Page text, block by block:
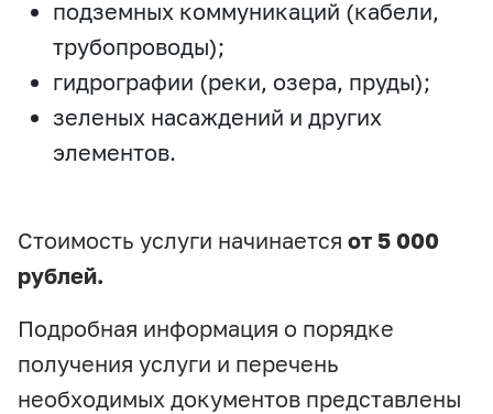
подземных коммуникаций (кабели,
трубопроводы);
гидрографии (реки, озера, пруды);
зеленых насаждений и других
элементов.
Стоимость услуги начинается от 5 000
рублей.
Подробная информация о порядке
получения услуги и перечень
необходимых документов представлены